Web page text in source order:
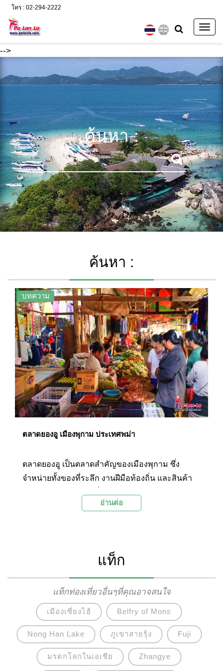
-->
โทร : 02-294-2222
ค้นหา :
ค้นหา :
บทความ
ตลาดยองอู เมืองพุกาม ประเทศพม่า
ตลาดยองอู เป็นตลาดสำคัญของเมืองพุกาม ซึ่ง
จำหน่ายทั้งของที่ระลึก งานฝีมือท้องถิ่น และสินค้า
ไม้ และของกินของใช้สำหรับชาวพม่าในท้องถิ่น เป็น
อ่านต่อ
แท็ก
แท็กท่องเที่ยวอื่นๆที่คุณอาจสนใจ
เมืองเซี่ยงไฮ้ Belfry of Mons
Nong Han Lake ภูเขาสายรุ้ง Fuji
มรดกโลกในเอเชีย Zhangye